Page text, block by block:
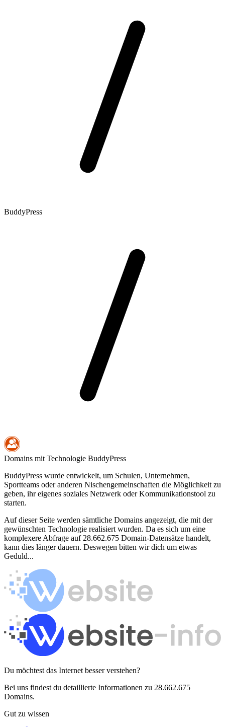
BuddyPress
Domains mit Technologie BuddyPress
BuddyPress wurde entwickelt, um Schulen, Unternehmen,
Sportteams oder anderen Nischengemeinschaften die Möglichkeit zu
geben, ihr eigenes soziales Netzwerk oder Kommunikationstool zu
starten.
Auf dieser Seite werden sämtliche Domains angezeigt, die mit der
gewünschten Technologie realisiert wurden. Da es sich um eine
komplexere Abfrage auf 28.662.675 Domain-Datensätze handelt,
kann dies länger dauern. Deswegen bitten wir dich um etwas
Geduld...
Du möchtest das Internet besser verstehen?
Bei uns findest du detaillierte Informationen zu 28.662.675
Domains.
Gut zu wissen